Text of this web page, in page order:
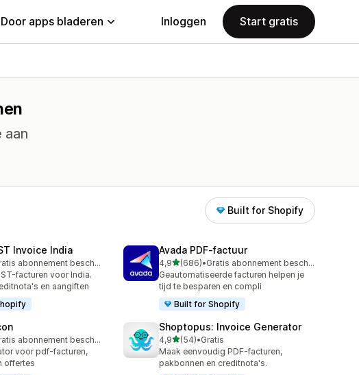
Door apps bladeren Inloggen Start gratis
aan
Built for Shopify
Invoice India
in totaal
Gratis abonnement beschikbaar
facturen voor India.
en aangiften
Avada PDF‑factuur
4,9van 5 sterren
(686)
686 recensies in totaal
•
Gratis abonnement beschikbaar
Geautomatiseerde facturen helpen je
tijd te besparen en compli
Built for Shopify
in totaal
Gratis abonnement beschikbaar
voor pdf-facturen,
offertes
Shoptopus: Invoice Generator
4,9van 5 sterren
(54)
54 recensies in totaal
•Gratis
Maak eenvoudig PDF-facturen,
pakbonnen en creditnota's.